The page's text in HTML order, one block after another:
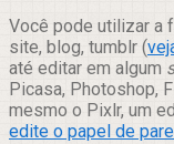
Você pode utilizar a
site, blog, tumblr (
até editar em algum
Picasa, Photoshop,
mesmo o Pixlr, um
edite o papel de